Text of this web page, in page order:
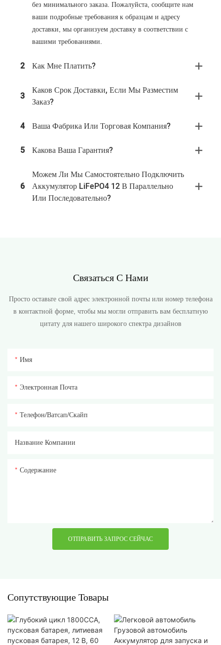
без минимального заказа. Пожалуйста, сообщите нам
ваши подробные требования к образцам и адресу
доставки, мы организуем доставку в соответствии с
вашими требованиями.
2 Как Мне Платить?
3
Каков Срок Доставки, Если Мы Разместим
Заказ?
4 Ваша Фабрика Или Торговая Компания?
5 Какова Ваша Гарантия?
6
Можем Ли Мы Самостоятельно Подключить
Аккумулятор LiFePO4 12 В Параллельно
Или Последовательно?
Связаться С Нами
Просто оставьте свой адрес электронной почты или номер телефона
в контактной форме, чтобы мы могли отправить вам бесплатную
цитату для нашего широкого спектра дизайнов
Имя
Электронная Почта
Телефон/ватсап/скайп
Название Компании
Содержание
ОТПРАВИТЬ ЗАПРОС СЕЙЧАС
Сопутствующие Товары